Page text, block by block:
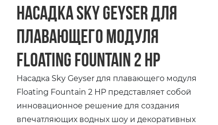
Насадка Sky Geyser для
плавающего модуля
Floating Fountain 2 HP
Насадка Sky Geyser для плавающего модуля
Floating Fountain 2 HP представляет собой
инновационное решение для создания
впечатляющих водных шоу и декоративных